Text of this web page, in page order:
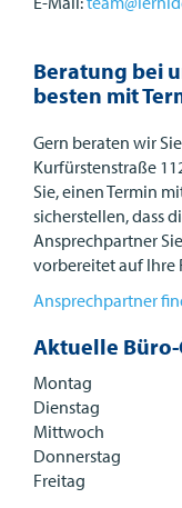
Beratung bei
besten mit
Gern beraten wir
Kurfürstenstraße
Sie, einen Termin
sicherstellen, dass
Ansprechpartner
vorbereitet auf Ihre
Ansprechpartner
Aktuelle
Montag
Dienstag
Mittwoch
Donnerstag
Freitag